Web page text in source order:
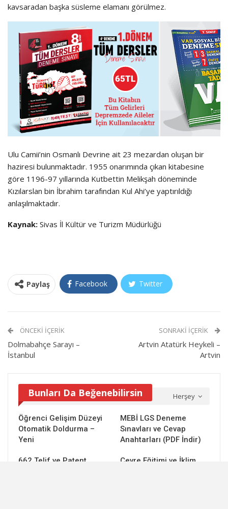
kavsaradan başka süsleme elamanı görülmez.
Ulu Camii’nin Osmanlı Devrine ait 23 mezardan oluşan bir
haziresi bulunmaktadır. 1955 onarımında çıkan kitabesine
göre 1196-97 yıllarında Kutbettin Melikşah döneminde
Kızılarslan bin İbrahim tarafından Kul Ahi’ye yaptırıldığı
anlaşılmaktadır.
Kaynak: Sivas İl Kültür ve Turizm Müdürlüğü
Paylaş Facebook Twitter
ÖNCEKI İÇERIK
Dolmabahçe Sarayı –
İstanbul
SONRAKI İÇERIK
Artvin Atatürk Heykeli –
Artvin
Herşey
Bunları Da Beğenebilirsin
Öğrenci Gelişim Düzeyi
Otomatik Doldurma –
Yeni
MEBİ LGS Deneme
Sınavları ve Cevap
Anahtarları (PDF İndir)
662 Telif ve Patent
Çevre Eğitimi ve İklim